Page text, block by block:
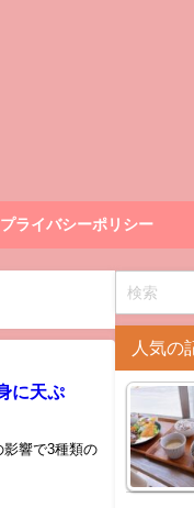
プライバシーポリシー
に天ぷ
影響で3種類の
人気の